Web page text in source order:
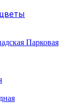
Парковая